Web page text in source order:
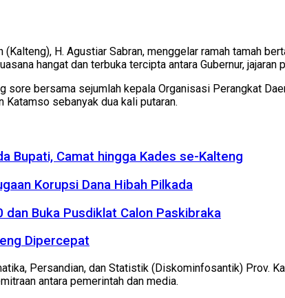
(Kalteng), H. Agustiar Sabran, menggelar ramah tamah
hangat dan terbuka tercipta antara Gubernur,
bersama sejumlah kepala Organisasi Perangkat
Katamso sebanyak dua kali putaran.
Bupati, Camat hingga Kades se-Kalteng
Korupsi Dana Hibah Pilkada
Buka Pusdiklat Calon Paskibraka
Dipercepat
Persandian, dan Statistik (Diskominfosantik) Prov.
antara pemerintah dan media.